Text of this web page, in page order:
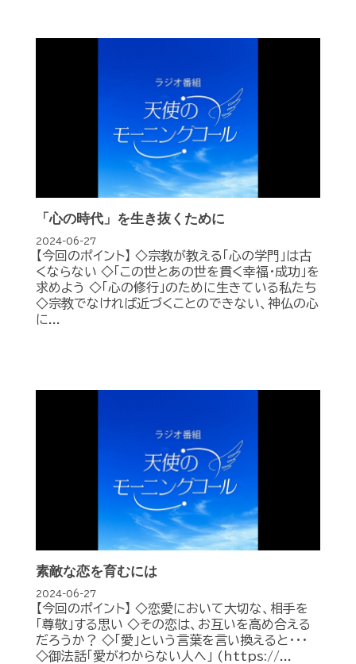
「心の時代」を生き抜くために
2024-06-27
【今回のポイント】 ◇宗教が教える「心の学門」は古
くならない ◇「この世とあの世を貫く幸福・成功」を
求めよう ◇「心の修行」のために生きている私たち
◇宗教でなければ近づくことのできない、神仏の心
に...
素敵な恋を育むには
2024-06-27
【今回のポイント】 ◇恋愛において大切な、相手を
「尊敬」する思い ◇その恋は、お互いを高め合える
だろうか？ ◇「愛」という言葉を言い換えると･･･
◇御法話「愛がわからない人へ」 (https://...